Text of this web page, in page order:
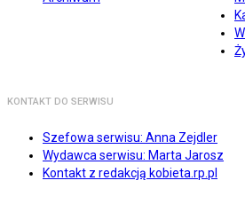
KONTAKT DO SERWISU
Szefowa serwisu: Anna Zejdler
Wydawca serwisu: Marta Jarosz
Kontakt z redakcją kobieta.rp.pl